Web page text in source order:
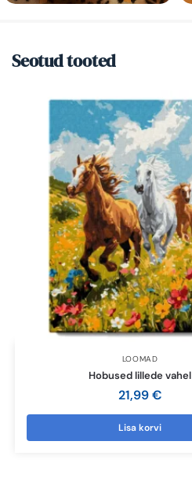
Seotud tooted
LOOMAD
Hobused lillede vahel
21,99€
Lisa korvi